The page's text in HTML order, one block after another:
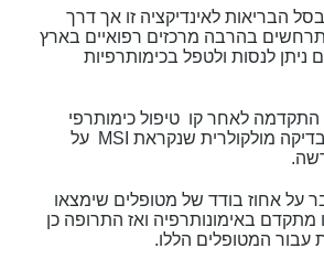
בסל הבריאות לאינדיקציה זו אך דרך
בהרבה מרכזים רפואיים בארץ
ניתן לנסות ולטפל בכימותרפיות
לאחר קו טיפול כימותרפי
סטנדרטי ניתן לבצע בדיקה מולקולרית שנקראת MSI על
על אחוז בודד של מטופלים שימצאו
מתקדם באימונותרפיה ואז התרופה כן
המטופלים הללו.